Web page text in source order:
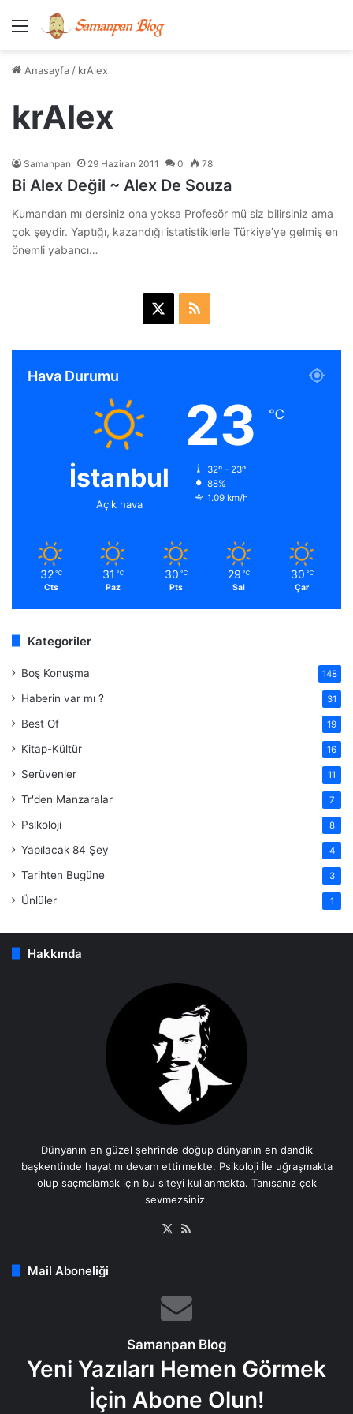
Menü
Anasayfa / krAlex
krAlex
Samanpan 29 Haziran 2011 0 78
Bi Alex Değil ~ Alex De Souza
Kumandan mı dersiniz ona yoksa Profesör mü siz bilirsiniz ama
çok şeydir. Yaptığı, kazandığı istatistiklerle Türkiye’ye gelmiş en
önemli yabancı…
Hava Durumu
İstanbul
Açık hava
23 ℃
32º - 23º
88%
1.09 km/h
32 ℃
Cts
31 ℃
Paz
30 ℃
Pts
29 ℃
Sal
30 ℃
Çar
Kategoriler
Boş Konuşma 148
Haberin var mı ? 31
Best Of 19
Kitap-Kültür 16
Serüvenler 11
Tr'den Manzaralar 7
Psikoloji 8
Yapılacak 84 Şey 4
Tarihten Bugüne 3
Ünlüler 1
Hakkında
Dünyanın en güzel şehrinde doğup dünyanın en dandik
başkentinde hayatını devam ettirmekte. Psikoloji İle uğraşmakta
olup saçmalamak için bu siteyi kullanmakta. Tanısanız çok
sevmezsiniz.
X
Mail Aboneliği
Samanpan Blog
Yeni Yazıları Hemen Görmek
İçin Abone Olun!